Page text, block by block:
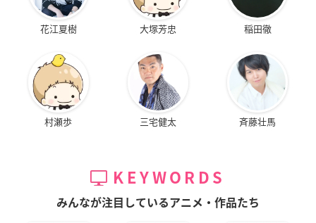
花江夏樹 大塚芳忠 稲田徹
村瀬歩 三宅健太 斉藤壮馬
KEYWORDS
みんなが注目しているアニメ・作品たち